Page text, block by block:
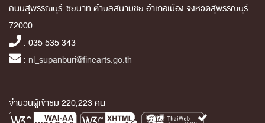
ถนนสุพรรณบุรี-ชัยนาท ตำบลสนามชัย อำเภอเมือง จังหวัดสุพรรณบุรี
72000
: 035 535 343
: nl_supanburi@finearts.go.th
จำนวนผู้เข้าชม 220,223 คน